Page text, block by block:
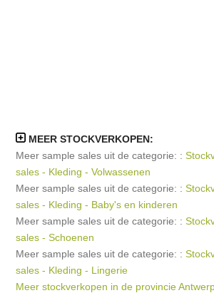
MEER STOCKVERKOPEN:
Meer sample sales uit de categorie: :
sales - Kleding - Volwassenen
Meer sample sales uit de categorie: :
sales - Kleding - Baby's en kinderen
Meer sample sales uit de categorie: :
sales - Schoenen
Meer sample sales uit de categorie: :
sales - Kleding - Lingerie
Meer stockverkopen in de provincie